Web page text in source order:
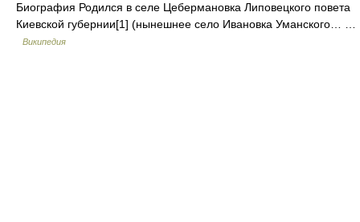
Биография Родился в селе Цебермановка Липовецкого повета
Киевской губернии[1] (нынешнее село Ивановка Уманского… …
Википедия